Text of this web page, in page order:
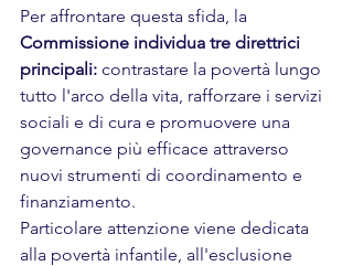
Per affrontare questa sfida, la
Commissione individua tre direttrici
principali: contrastare la povertà lungo
tutto l'arco della vita, rafforzare i servizi
sociali e di cura e promuovere una
governance più efficace attraverso
nuovi strumenti di coordinamento e
finanziamento.
Particolare attenzione viene dedicata
alla povertà infantile, all'esclusione